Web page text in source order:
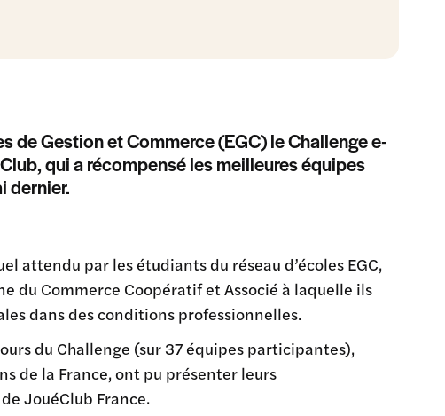
de Gestion et Commerce (EGC) le Challenge e-
qui a récompensé les meilleures équipes
dernier.
attendu par les étudiants du réseau d’écoles EGC,
du Commerce Coopératif et Associé à laquelle ils
dans des conditions professionnelles.
du Challenge (sur 37 équipes participantes),
de la France, ont pu présenter leurs
JouéClub France.